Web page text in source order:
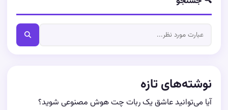
نوشته‌های تازه
آیا می‌توانید عاشق یک ربات چت هوش مصنوعی شوید؟